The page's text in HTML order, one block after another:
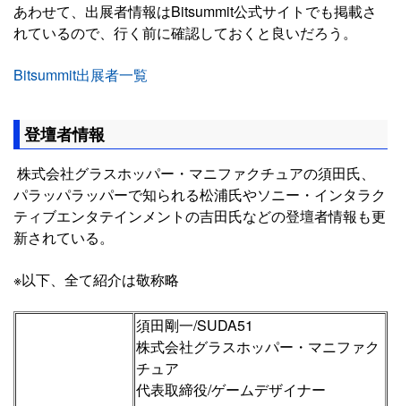
あわせて、出展者情報はBitsummit公式サイトでも掲載さ
れているので、行く前に確認しておくと良いだろう。
Bitsummit出展者一覧
登壇者情報
株式会社グラスホッパー・マニファクチュアの須田氏、
パラッパラッパーで知られる松浦氏やソニー・インタラク
ティブエンタテインメントの吉田氏などの登壇者情報も更
新されている。
※以下、全て紹介は敬称略
須田剛一/SUDA51
株式会社グラスホッパー・マニファク
チュア
代表取締役/ゲームデザイナー